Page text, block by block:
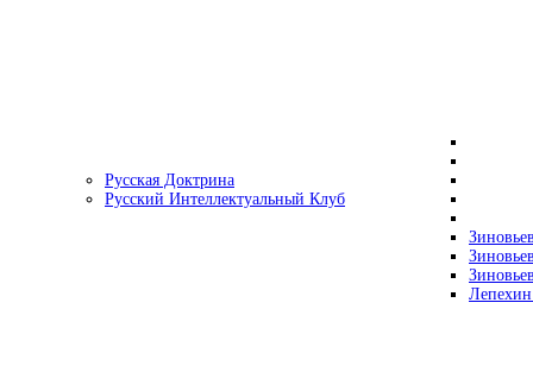
Русская Доктрина
Русский Интеллектуальный Клуб